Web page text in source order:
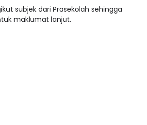
subjek dari Prasekolah sehingga
maklumat lanjut.